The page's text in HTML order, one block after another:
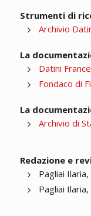
Strumenti di
Archivio
La
Datini
Fondaco di
La
Archivio di
Redazione e
Pagliai
Pagliai